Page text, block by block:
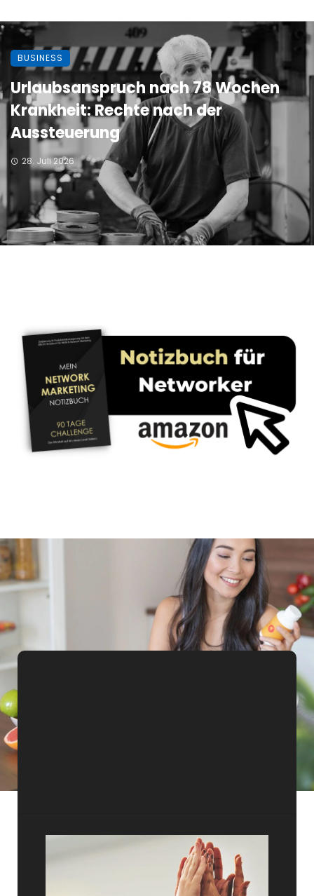
BUSINESS
Urlaubsanspruch nach 78 Wochen
Krankheit: Rechte nach der
Aussteuerung
28. Juli 2026